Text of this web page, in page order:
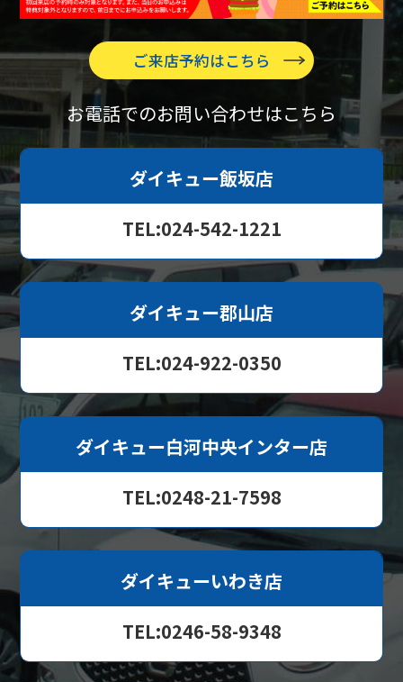
ご来店予約はこちら
お電話でのお問い合わせはこちら
ダイキュー飯坂店
TEL:024-542-1221
ダイキュー郡山店
TEL:024-922-0350
ダイキュー白河中央インター店
TEL:0248-21-7598
ダイキューいわき店
TEL:0246-58-9348